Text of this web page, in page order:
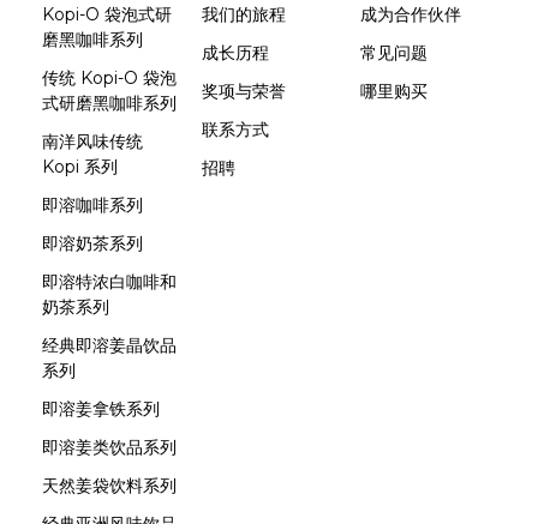
Kopi-O 袋泡式研
磨黑咖啡系列
传统 Kopi-O 袋泡
式研磨黑咖啡系列
南洋风味传统
Kopi 系列
即溶咖啡系列
即溶奶茶系列
即溶特浓白咖啡和
奶茶系列
经典即溶姜晶饮品
系列
即溶姜拿铁系列
即溶姜类饮品系列
天然姜袋饮料系列
我们的旅程
成长历程
奖项与荣誉
联系方式
招聘
成为合作伙伴
常见问题
哪里购买